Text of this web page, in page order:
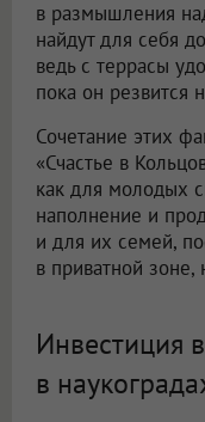
в размышления
найдут для себя
ведь с террасы
пока он резвится
Сочетание этих
«Счастье в
как для молодых
наполнение и
и для их семей,
в приватной зоне,
Инвестиция
в